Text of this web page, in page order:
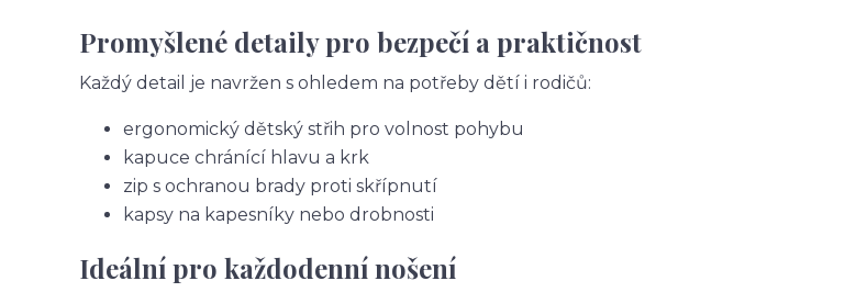
Promyšlené detaily pro bezpečí a praktičnost
Každý detail je navržen s ohledem na potřeby dětí i rodičů:
ergonomický dětský střih pro volnost pohybu
kapuce chránící hlavu a krk
zip s ochranou brady proti skřípnutí
kapsy na kapesníky nebo drobnosti
Ideální pro každodenní nošení